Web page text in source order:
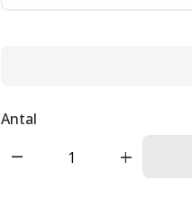
Antal
remove add